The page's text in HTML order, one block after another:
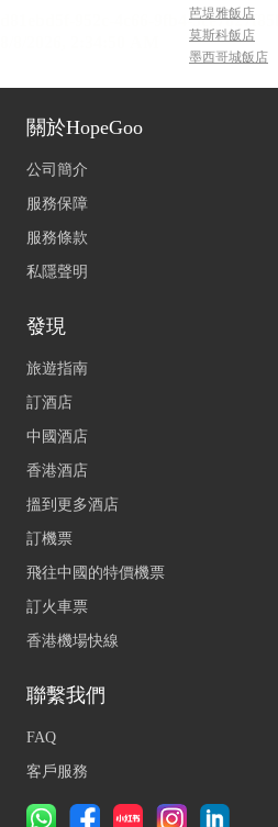
芭堤雅飯店
莫斯科飯店
墨西哥城飯店
關於HopeGoo
公司簡介
服務保障
服務條款
私隱聲明
發現
旅遊指南
訂酒店
中國酒店
香港酒店
搵到更多酒店
訂機票
飛往中國的特價機票
訂火車票
香港機場快線
聯繫我們
FAQ
客戶服務